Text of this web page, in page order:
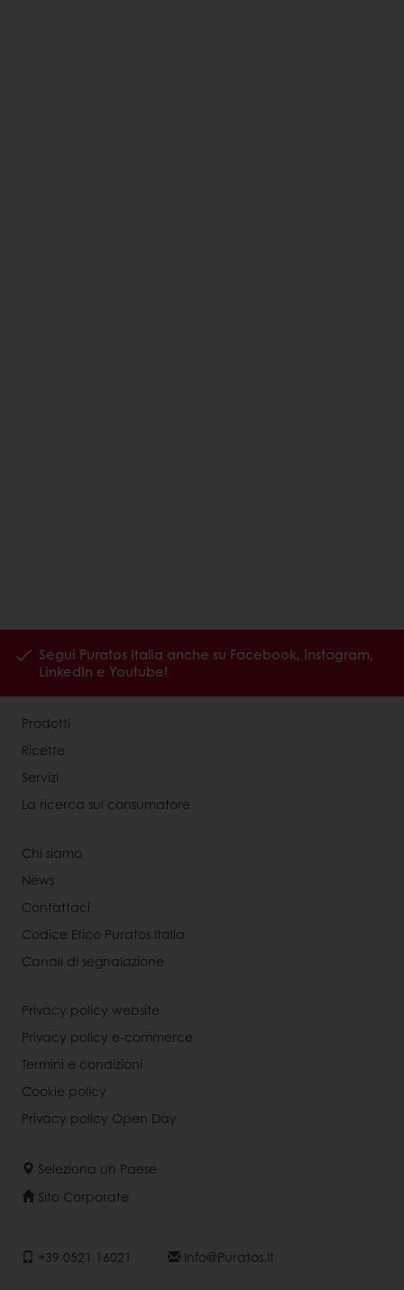
Segui Puratos Italia anche su Facebook, Instagram,
LinkedIn e Youtube!
Prodotti
Ricette
Servizi
La ricerca sul consumatore
Chi siamo
News
Contattaci
Codice Etico Puratos Italia
Canali di segnalazione
Privacy policy website
Privacy policy e-commerce
Termini e condizioni
Cookie policy
Privacy policy Open Day
Seleziona un Paese
Sito Corporate
+39 0521 16021 Info@puratos.it